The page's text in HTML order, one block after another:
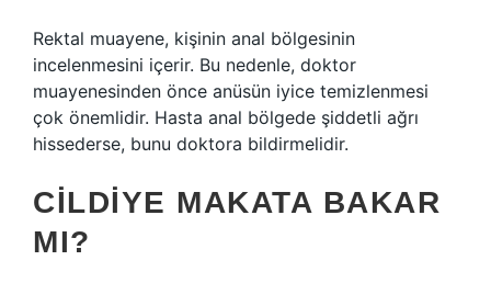
Rektal muayene, kişinin anal bölgesinin
incelenmesini içerir. Bu nedenle, doktor
muayenesinden önce anüsün iyice temizlenmesi
çok önemlidir. Hasta anal bölgede şiddetli ağrı
hissederse, bunu doktora bildirmelidir.
CILDIYE MAKATA BAKAR
MI?